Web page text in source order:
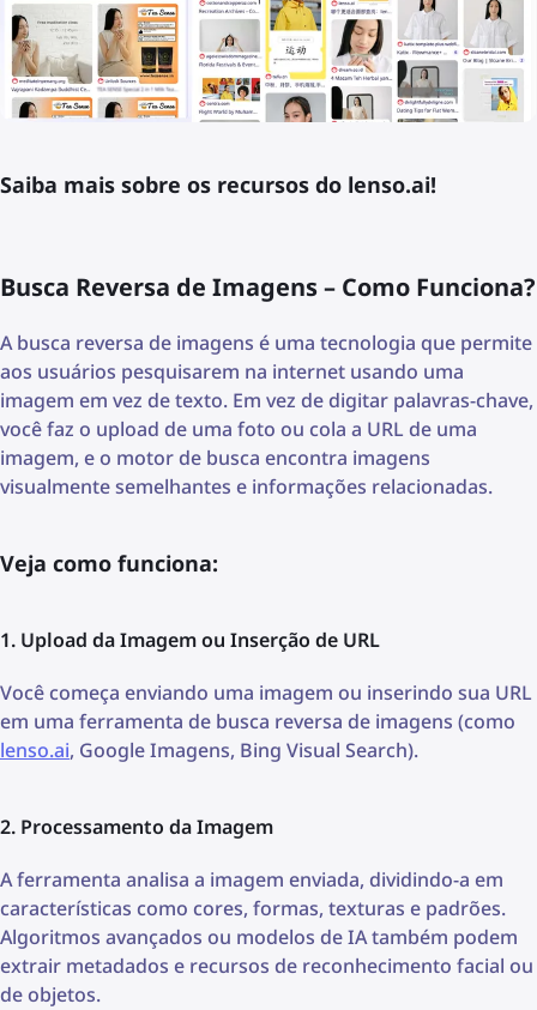
Saiba mais sobre os recursos do lenso.ai!
Busca Reversa de Imagens – Como Funciona?
A busca reversa de imagens é uma tecnologia que permite
aos usuários pesquisarem na internet usando uma
imagem em vez de texto. Em vez de digitar palavras-chave,
você faz o upload de uma foto ou cola a URL de uma
imagem, e o motor de busca encontra imagens
visualmente semelhantes e informações relacionadas.
Veja como funciona:
1. Upload da Imagem ou Inserção de URL
Você começa enviando uma imagem ou inserindo sua URL
em uma ferramenta de busca reversa de imagens (como
lenso.ai, Google Imagens, Bing Visual Search).
2. Processamento da Imagem
A ferramenta analisa a imagem enviada, dividindo-a em
características como cores, formas, texturas e padrões.
Algoritmos avançados ou modelos de IA também podem
extrair metadados e recursos de reconhecimento facial ou
de objetos.